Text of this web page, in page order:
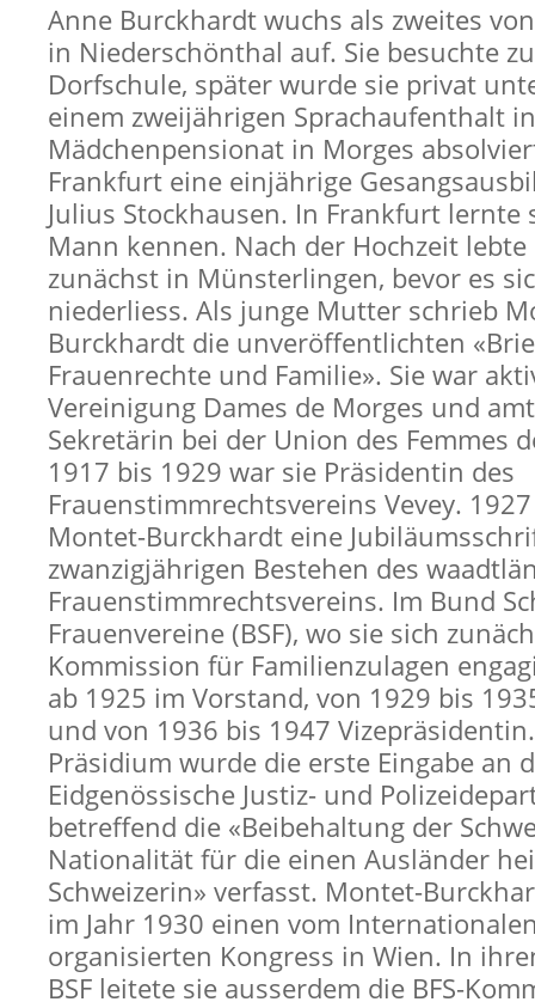
Anne Burckhardt wuchs als zweites
in Niederschönthal auf. Sie besuchte
Dorfschule, später wurde sie privat
einem zweijährigen Sprachaufenthalt
Mädchenpensionat in Morges
Frankfurt eine einjährige
Julius Stockhausen. In Frankfurt lernte
Mann kennen. Nach der Hochzeit lebte
zunächst in Münsterlingen, bevor es
niederliess. Als junge Mutter schrieb
Burckhardt die unveröffentlichten
Frauenrechte und Familie». Sie war
Vereinigung Dames de Morges und
Sekretärin bei der Union des Femmes
1917 bis 1929 war sie Präsidentin des
Frauenstimmrechtsvereins Vevey.
Montet-Burckhardt eine
zwanzigjährigen Bestehen des
Frauenstimmrechtsvereins. Im Bund
Frauenvereine (BSF), wo sie sich
Kommission für Familienzulagen
ab 1925 im Vorstand, von 1929 bis
und von 1936 bis 1947
Präsidium wurde die erste Eingabe an
Eidgenössische Justiz- und
betreffend die «Beibehaltung der
Nationalität für die einen Ausländer
Schweizerin» verfasst. Montet-
im Jahr 1930 einen vom
organisierten Kongress in Wien. In
BSF leitete sie ausserdem die BFS-